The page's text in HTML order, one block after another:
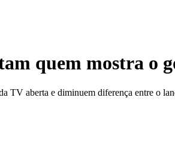
quem mostra o
TV aberta e diminuem diferença entre o